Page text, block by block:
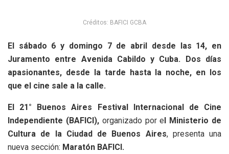
Créditos: BAFICI GCBA
El sábado 6 y domingo 7 de abril desde las 14, en
Juramento entre Avenida Cabildo y Cuba. Dos días
apasionantes, desde la tarde hasta la noche, en los
que el cine sale a la calle.
El 21° Buenos Aires Festival Internacional de Cine
Independiente (BAFICI),organizado por el Ministerio de
Cultura de la Ciudad de Buenos Aires, presenta una
nueva sección: Maratón BAFICI.